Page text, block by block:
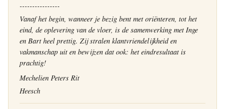
----------------
Vanaf het begin, wanneer je bezig bent met oriënteren, tot het
eind, de oplevering van de vloer, is de samenwerking met Inge
en Bart heel prettig. Zij stralen klantvriendelijkheid en
vakmanschap uit en bewijzen dat ook: het eindresultaat is
prachtig!
Mechelien Peters Rit
Heesch